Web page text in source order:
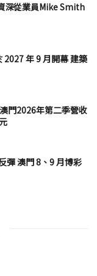
深從業員Mike Smith
年 9 月開幕 建築
門2026年第二季營收
彈 澳門 8、9 月博彩